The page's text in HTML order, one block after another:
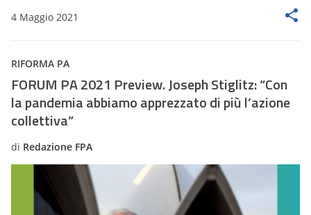
4 Maggio 2021
RIFORMA PA
FORUM PA 2021 Preview. Joseph Stiglitz: “Con
la pandemia abbiamo apprezzato di più l’azione
collettiva”
di Redazione FPA